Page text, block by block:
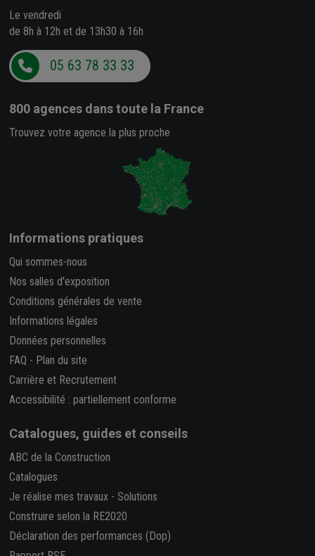
Le vendredi
de 8h à 12h et de 13h30 à 16h
05 63 78 33 33
800 agences dans toute la France
Trouvez votre agence la plus proche
Informations pratiques
Qui sommes-nous
Nos salles d'exposition
Conditions générales de vente
Informations légales
Données personnelles
FAQ - Plan du site
Carrière et Recrutement
Accessibilité : partiellement conforme
Catalogues, guides et conseils
ABC de la Construction
Catalogues
Je réalise mes travaux - Solutions
Construire selon la RE2020
Déclaration des performances (Dop)